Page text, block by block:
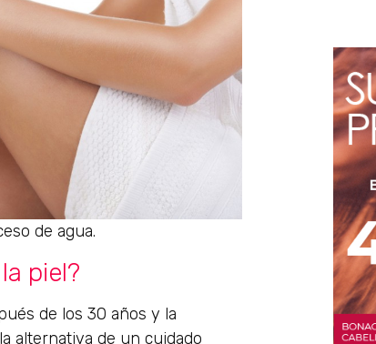
de agua.
piel?
de los 30 años y la
alternativa de un cuidado